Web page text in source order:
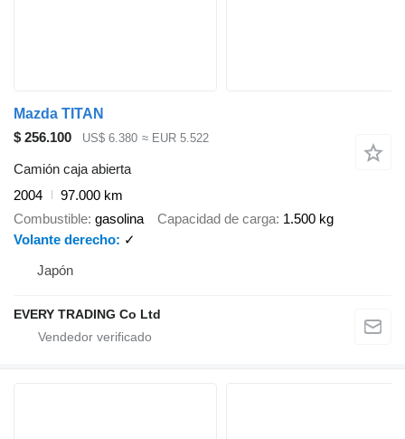
Mazda TITAN
$ 256.100
US$ 6.380 ≈ EUR 5.522
Camión caja abierta
2004
97.000 km
Combustible gasolina Capacidad de carga 1.500 kg
Volante derecho
✓
Japón
EVERY TRADING Co Ltd